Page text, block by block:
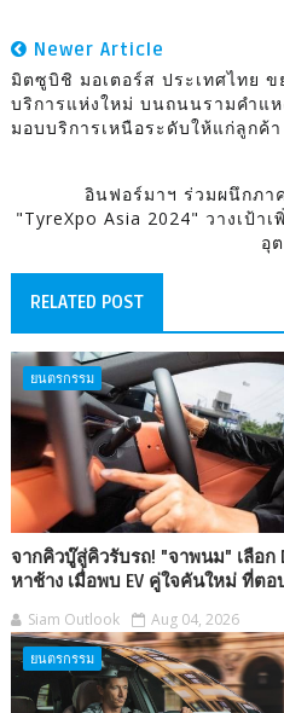
Newer Article
มิตซูบิชิ มอเตอร์ส ประเทศไทย
บริการแห่งใหม่ บนถนนรามคำแ
มอบบริการเหนือระดับให้แก่ลูกค้า
อินฟอร์มาฯ ร่วมผนึกภา
"TyreXpo Asia 2024" วางเป้า
อุ
RELATED POST
ยนตรกรรม
จากคิวบู๊สู่คิวรับรถ! "จาพนม" เลือก
หาช้าง เมื่อพบ EV คู่ใจคันใหม่ ที่ต
Siam Outlook Aug 04, 2026
ยนตรกรรม